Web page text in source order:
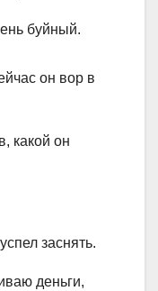
буйный.
он вор в
какой он
заснять.
деньги,